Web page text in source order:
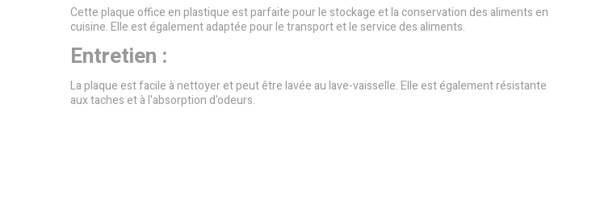
Cette plaque office en plastique est parfaite pour le stockage et la conservation des aliments en
cuisine. Elle est également adaptée pour le transport et le service des aliments.
Entretien :
La plaque est facile à nettoyer et peut être lavée au lave-vaisselle. Elle est également résistante
aux taches et à l'absorption d'odeurs.